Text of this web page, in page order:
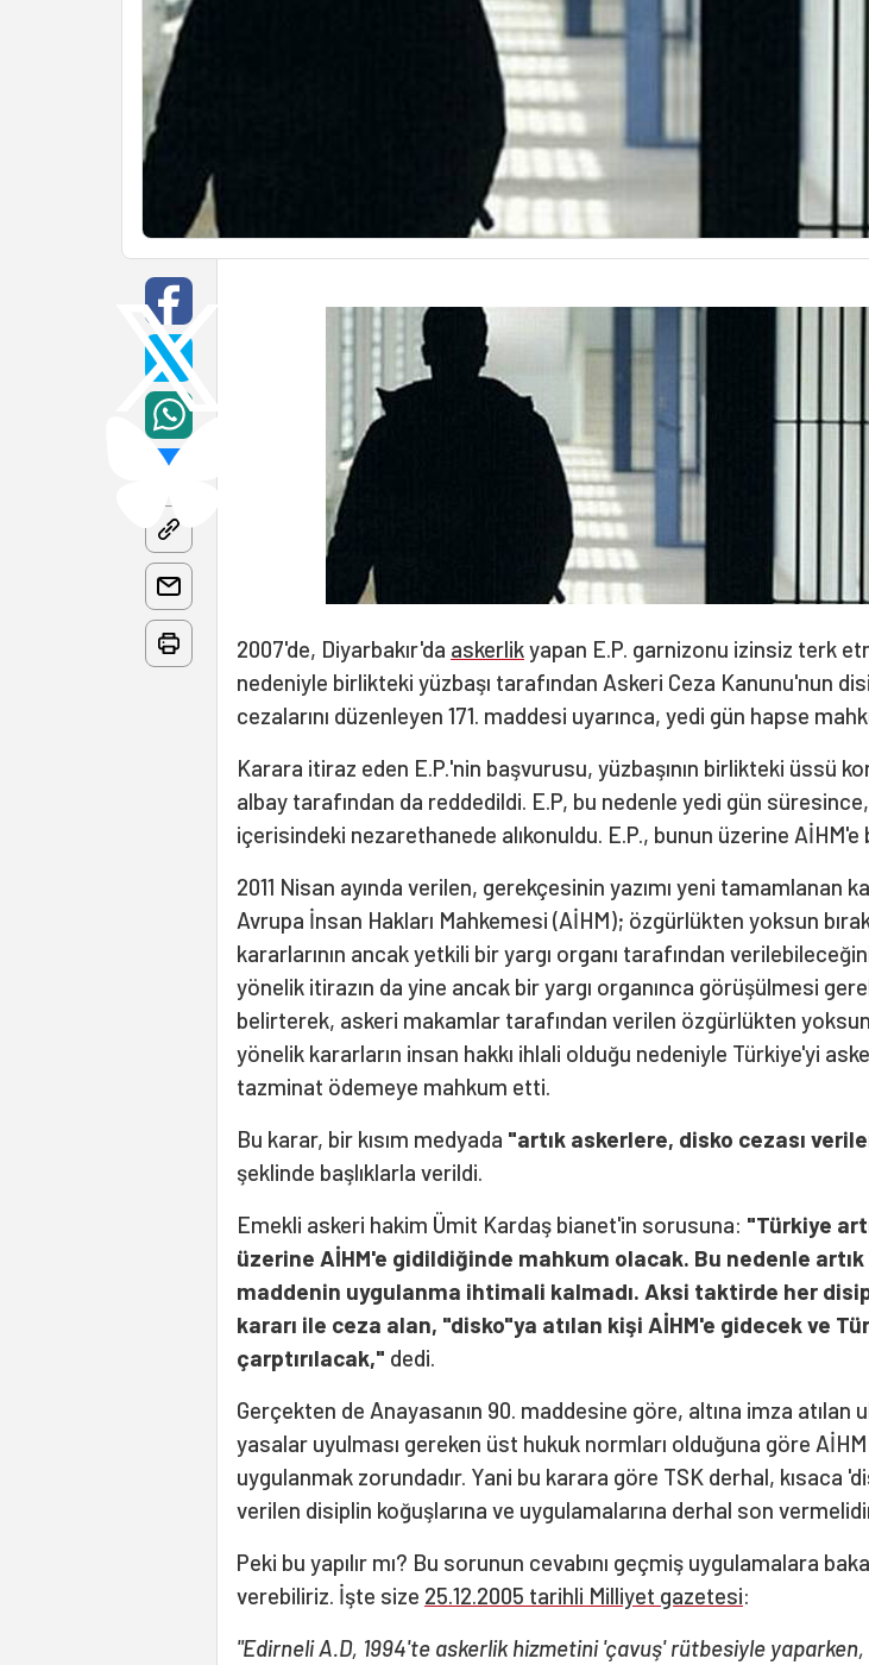
2007'de, Diyarbakır'da askerlikyapan E.P. garnizonu izinsiz terk
nedeniyle birlikteki yüzbaşı tarafından Askeri Ceza Kanunu'nun
cezalarını düzenleyen 171. maddesi uyarınca, yedi gün hapse
Karara itiraz eden E.P.'nin başvurusu, yüzbaşının birlikteki üssü
albay tarafından da reddedildi. E.P, bu nedenle yedi gün süresince,
içerisindeki nezarethanede alıkonuldu. E.P., bunun üzerine AİHM'e
2011 Nisan ayında verilen, gerekçesinin yazımı yeni tamamlanan
Avrupa İnsan Hakları Mahkemesi (AİHM); özgürlükten yoksun
kararlarının ancak yetkili bir yargı organı tarafından
yönelik itirazın da yine ancak bir yargı organınca görüşülmesi
belirterek, askeri makamlar tarafından verilen özgürlükten
yönelik kararların insan hakkı ihlali olduğu nedeniyle Türkiye'yi
tazminat ödemeye mahkum etti.
Bu karar, bir kısım medyada "artık askerlere, disko cezası
şeklinde başlıklarla verildi.
Emekli askeri hakim Ümit Kardaş bianet'in sorusuna: "Türkiye
üzerine AİHM'e gidildiğinde mahkum olacak. Bu nedenle artık
maddenin uygulanma ihtimali kalmadı. Aksi taktirde her
kararı ile ceza alan, "disko"ya atılan kişi AİHM'e gidecek ve
çarptırılacak," dedi.
Gerçekten de Anayasanın 90. maddesine göre, altına imza atılan
yasalar uyulması gereken üst hukuk normları olduğuna göre
uygulanmak zorundadır. Yani bu karara göre TSK derhal, kısaca
verilen disiplin koğuşlarına ve uygulamalarına derhal son
Peki bu yapılır mı? Bu sorunun cevabını geçmiş uygulamalara
verebiliriz. İşte size 25.12.2005 tarihli Milliyet gazetesi:
"Edirneli A.D, 1994'te askerlik hizmetini 'çavuş' rütbesiyle